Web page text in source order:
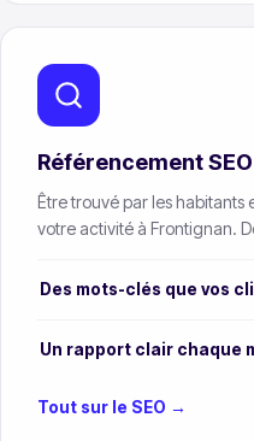
Référencement
Être trouvé par les habitants
votre activité à Frontignan.
Des mots-clés que vos
Un rapport clair chaque
Tout sur le SEO →